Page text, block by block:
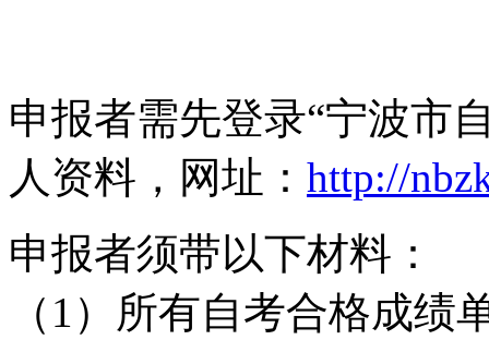
申报者需先登录“宁波市
人资料，网址： http://
申报者须带以下材料：
（1）所有自考合格成